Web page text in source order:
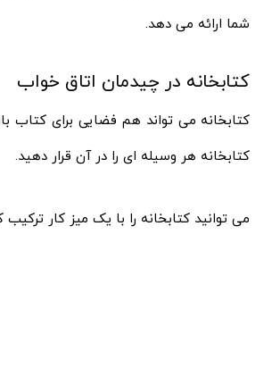
شما ارائه می دهد.
کتابخانه در چیدمان اتاق خواب
کتابخانه می تواند هم فضایی برای
کتابخانه هر وسیله ای را در آن قرار دهید.
می توانید کتابخانه را با یک میز کار